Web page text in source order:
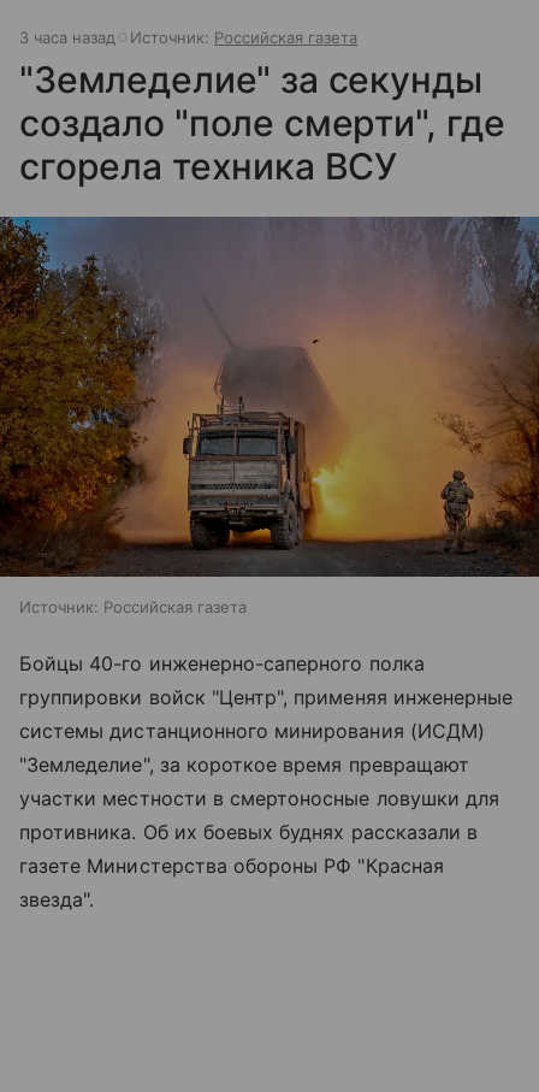
3 часа назад Источник: Российская газета
"Земледелие" за секунды
создало "поле смерти", где
сгорела техника ВСУ
Источник: Российская газета
Бойцы 40-го инженерно-саперного полка
группировки войск "Центр", применяя инженерные
системы дистанционного минирования (ИСДМ)
"Земледелие", за короткое время превращают
участки местности в смертоносные ловушки для
противника. Об их боевых буднях рассказали в
газете Министерства обороны РФ "Красная
звезда".